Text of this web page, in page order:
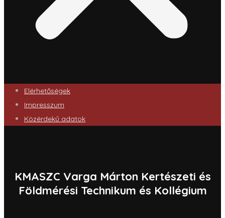
Elérhetőségek
Impresszum
Közérdekű adatok
KMASZC Varga Márton Kertészeti és
Földmérési Technikum és Kollégium